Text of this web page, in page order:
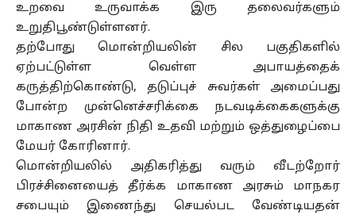
உறவை உருவாக்க இரு தலைவர்களும்
உறுதிபூண்டுள்ளனர்.
தற்போது மொன்றியலின் சில பகுதிகளில்
ஏற்பட்டுள்ள வெள்ள அபாயத்தைக்
கருத்திற்கொண்டு, தடுப்புச் சுவர்கள் அமைப்பது
போன்ற முன்னெச்சரிக்கை நடவடிக்கைகளுக்கு
மாகாண அரசின் நிதி உதவி மற்றும் ஒத்துழைப்பை
மேயர் கோரினார்.
மொன்றியலில் அதிகரித்து வரும் வீடற்றோர்
பிரச்சினையைத் தீர்க்க மாகாண அரசும் மாநகர
சபையும் இணைந்து செயல்பட வேண்டியதன்